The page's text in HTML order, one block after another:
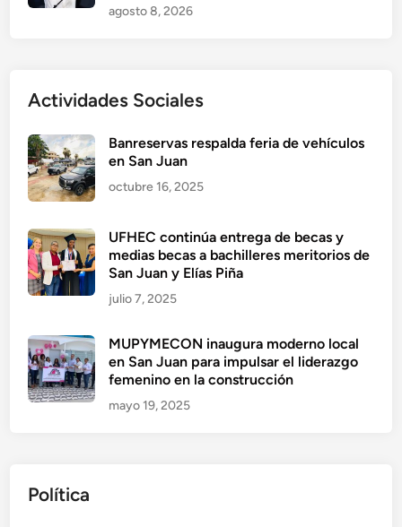
agosto 8, 2026
Actividades Sociales
Banreservas respalda feria de vehículos
en San Juan
octubre 16, 2025
UFHEC continúa entrega de becas y
medias becas a bachilleres meritorios de
San Juan y Elías Piña
julio 7, 2025
MUPYMECON inaugura moderno local
en San Juan para impulsar el liderazgo
femenino en la construcción
mayo 19, 2025
Política